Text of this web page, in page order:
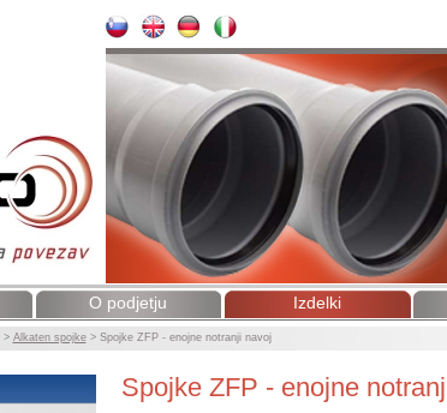
O podjetju Izdelki
> Alkaten spojke> Spojke ZFP - enojne notranji navoj
Spojke ZFP - enojne